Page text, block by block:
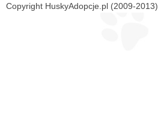
Copyright HuskyAdopcje.pl (2009-2013)